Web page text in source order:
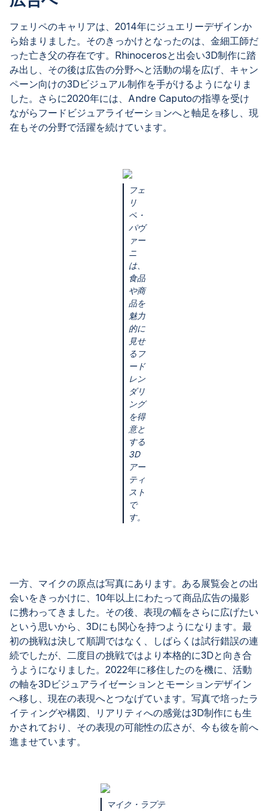
フェリペのキャリアは、2014年にジュエリーデザインか
ら始まりました。そのきっかけとなったのは、金細工師だ
った亡き父の存在です。Rhinocerosと出会い3D制作に踏
み出し、その後は広告の分野へと活動の場を広げ、キャン
ペーン向けの3Dビジュアル制作を手がけるようになりま
した。さらに2020年には、Andre Caputoの指導を受け
ながらフードビジュアライゼーションへと軸足を移し、現
在もその分野で活躍を続けています。
フェ
リ
ペ・
パヴ
ァー
ニ
は、
食品
や商
品を
魅力
的に
見せ
るフ
ード
レン
ダリ
ング
を得
意と
する
3D
アー
ティ
スト
で
す。
一方、マイクの原点は写真にあります。ある展覧会との出
会いをきっかけに、10年以上にわたって商品広告の撮影
に携わってきました。その後、表現の幅をさらに広げたい
という思いから、3Dにも関心を持つようになります。最
初の挑戦は決して順調ではなく、しばらくは試行錯誤の連
続でしたが、二度目の挑戦ではより本格的に3Dと向き合
うようになりました。2022年に移住したのを機に、活動
の軸を3Dビジュアライゼーションとモーションデザイン
へ移し、現在の表現へとつなげています。写真で培ったラ
イティングや構図、リアリティへの感覚は3D制作にも生
かされており、その表現の可能性の広さが、今も彼を前へ
進ませています。
マイク・ラプテ